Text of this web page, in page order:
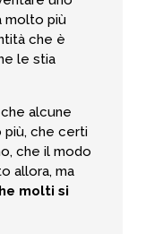
molto più
che è
le stia
alcune
più, che certi
che il modo
allora, ma
molti si